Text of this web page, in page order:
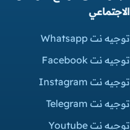
الاجتماعي
توجيه نت Whatsapp
توجيه نت Facebook
توجيه نت Instagram
توجيه نت Telegram
توجيه نت Youtube